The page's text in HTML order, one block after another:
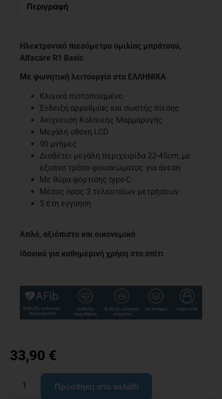
Περιγραφή
Ηλεκτρονικό πιεσόμετρο ομιλίας μπράτσου,
Alfacare R1 Basic
Με φωνητική λειτουργία στα ΕΛΛΗΝΙΚΑ
Κλινικά πιστοποιημένο
Ένδειξη αρρυθμίας και σωστής πίεσης
Ανίχνευση Κολπικής Μαρμαρυγής
Μεγάλη οθόνη LCD
90 μνήμες
Διαθέτει μεγάλη περιχειρίδα 22-45cm, με
έξυπνο τρόπο φουσκώματος για άνεση
Με θύρα φόρτισης type-C
Μέσος όρος 3 τελευταίων μετρήσεων
5 έτη εγγύηση
Απλό, αξιόπιστο και οικονομικό
Ιδανικό για καθημερινή χρήση στο σπίτι
33,90 €
Προσθήκη στο καλάθι